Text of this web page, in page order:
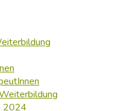
2024